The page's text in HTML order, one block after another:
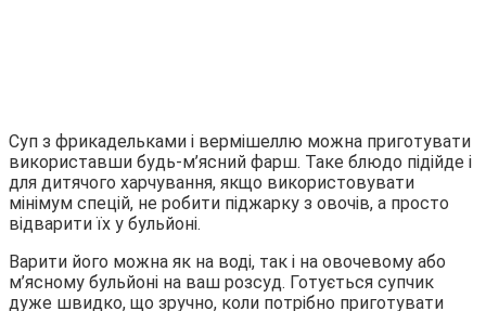
Суп з фрикадельками і вермішеллю можна приготувати
використавши будь-м’ясний фарш. Таке блюдо підійде і
для дитячого харчування, якщо використовувати
мінімум спецій, не робити піджарку з овочів, а просто
відварити їх у бульйоні.
Варити його можна як на воді, так і на овочевому або
м’ясному бульйоні на ваш розсуд. Готується супчик
дуже швидко, що зручно, коли потрібно приготувати